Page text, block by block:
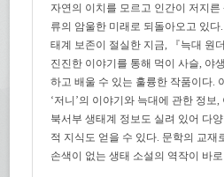
자연의 이치를 모르고 인간이 저지
류의 암울한 미래로 되돌아오고 있
태계 보존이 절실한 지금, 『늑대 원
진진한 이야기를 통해 먹이 사슬, 야
하고 배울 수 있는 훌륭한 작품이다.
‘저니’의 이야기와 늑대에 관한 정보
북서부 생태계 정보도 실려 있어 다
적 지식도 얻을 수 있다. 문학의 교재
손색이 없는 생태 소설의 역작이 바